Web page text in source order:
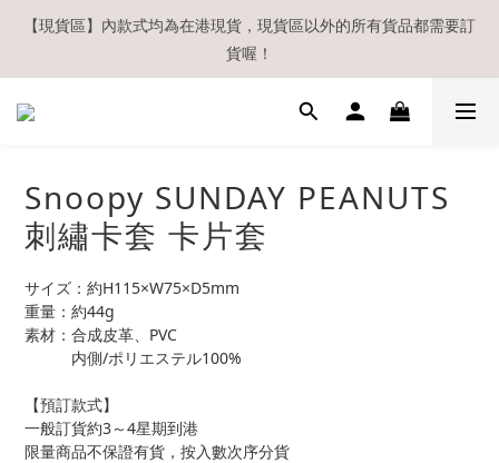
【現貨區】內款式均為在港現貨，現貨區以外的所有貨品都需要訂
貨喔！
【現貨區】內款式均為在港現貨，現貨區以外的所有貨品都需要訂
貨喔！
如欲享用會員優惠，註冊後請務必確認在『已登入狀態下』購物。
郵通知出貨，下單後敬請留意電郵信箱。
【現貨區】內款式均為在港現貨，現貨區以外的所有貨品都需要訂
貨喔！
Snoopy SUNDAY PEANUTS
刺繡卡套 卡片套
サイズ：約H115×W75×D5mm
重量：約44g
素材：合成皮革、PVC
内側/ポリエステル100%
【預訂款式】
一般訂貨約3～4星期到港
限量商品不保證有貨，按入數次序分貨